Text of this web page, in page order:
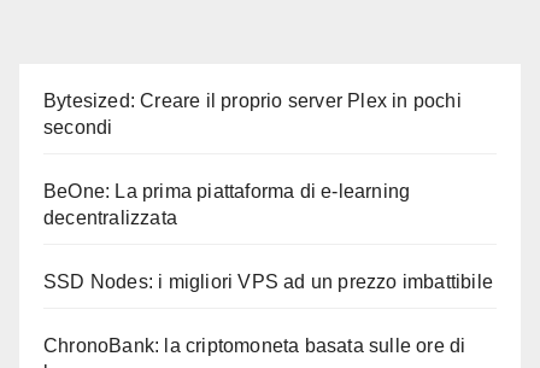
Bytesized: Creare il proprio server Plex in pochi
secondi
BeOne: La prima piattaforma di e-learning
decentralizzata
SSD Nodes: i migliori VPS ad un prezzo imbattibile
ChronoBank: la criptomoneta basata sulle ore di